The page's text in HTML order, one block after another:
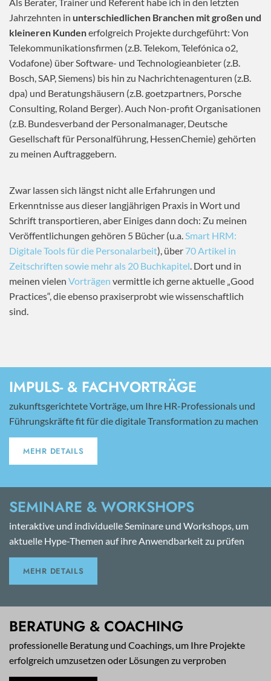
Jahrzehnten in unterschiedlichen Branchen mit großen und
kleineren Kundenerfolgreich Projekte durchgeführt: Von
Telekommunikationsfirmen (z.B. Telekom, Telefónica o2,
Vodafone) über Software- und Technologieanbieter (z.B.
Bosch, SAP, Siemens) bis hin zu Nachrichtenagenturen (z.B.
dpa) und Beratungshäusern (z.B. goetzpartners, Porsche
Consulting, Roland Berger). Auch Non-profit Organisationen
(z.B. Bundesverband der Personalmanager, Deutsche
Gesellschaft für Personalführung, HessenChemie) gehörten
zu meinen Auftraggebern.
Zwar lassen sich längst nicht alle Erfahrungen und
Erkenntnisse aus dieser langjährigen Praxis in Wort und
Schrift transportieren, aber Einiges dann doch: Zu meinen
Veröffentlichungen gehören 5 Bücher (u.a.Smart HRM:
Digitale Tools für die Personalarbeit), über 70 Artikel in
Zeitschriften sowie mehr als 20 Buchkapitel. Dort und in
meinen vielen Vorträgen vermittle ich gerne aktuelle „Good
Practices“, die ebenso praxiserprobt wie wissenschaftlich
sind.
IMPULS- & FACHVORTRÄGE
zukunftsgerichtete Vorträge, um Ihre HR-Professionals und
Führungskräfte fit für die digitale Transformation zu machen
MEHR DETAILS
SEMINARE & WORKSHOPS
interaktive und individuelle Seminare und Workshops, um
aktuelle Hype-Themen auf ihre Anwendbarkeit zu prüfen
MEHR DETAILS
BERATUNG & COACHING
professionelle Beratung und Coachings, um Ihre Projekte
erfolgreich umzusetzen oder Lösungen zu verproben